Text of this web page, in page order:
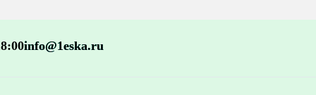
info@1eska.ru